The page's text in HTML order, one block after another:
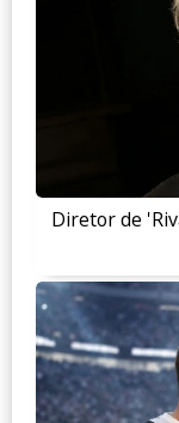
Diretor de